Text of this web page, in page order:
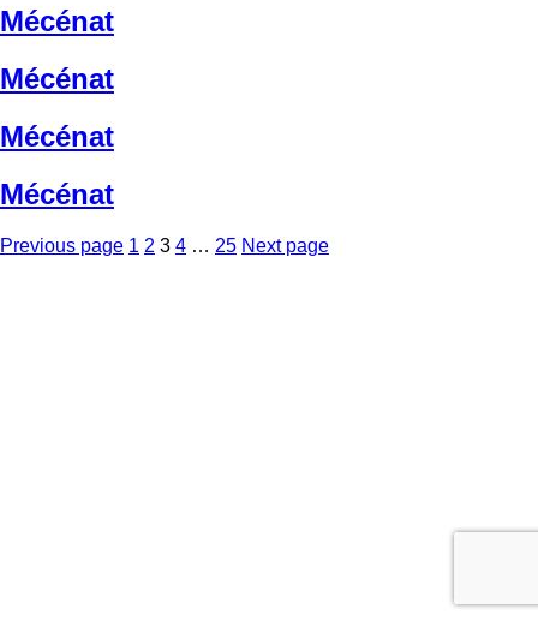
Mécénat
Mécénat
Mécénat
Mécénat
Posts
Previous page Page
1 Page
2 Page
3 Page
4 … Page
25 Next page